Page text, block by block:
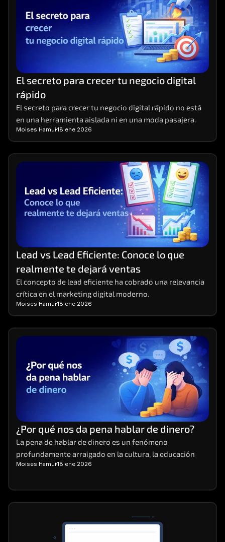
El secreto para crecer tu negocio digital
rápido
El secreto para crecer tu negocio digital rápido no está
en una herramienta aislada ni en una moda pasajera.
Moises Hamui 18 ene 2026
Lead vs Lead Eficiente: Conoce lo que
realmente te dejará ventas
El concepto de lead eficiente ha cobrado una relevancia
crítica en el marketing digital moderno.
Moises Hamui 18 ene 2026
¿Por qué nos da pena hablar de dinero?
La pena de hablar de dinero es un fenómeno
profundamente arraigado en la cultura, la educación
Moises Hamui 18 ene 2026